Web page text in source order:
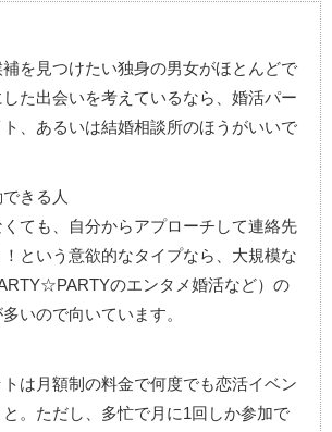
を見つけたい独身の男女がほとんどで
た出会いを考えているなら、婚活パー
、あるいは結婚相談所のほうがいいで
きる人
ても、自分からアプローチして連絡先
という意欲的なタイプなら、大規模な
のエンタメ婚活など）の
いので向いています。
は月額制の料金で何度でも恋活イベン
と。ただし、多忙で月に1回しか参加で